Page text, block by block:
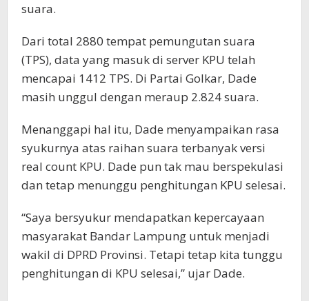
suara.
Dari total 2880 tempat pemungutan suara
(TPS), data yang masuk di server KPU telah
mencapai 1412 TPS. Di Partai Golkar, Dade
masih unggul dengan meraup 2.824 suara.
Menanggapi hal itu, Dade menyampaikan rasa
syukurnya atas raihan suara terbanyak versi
real count KPU. Dade pun tak mau berspekulasi
dan tetap menunggu penghitungan KPU selesai.
“Saya bersyukur mendapatkan kepercayaan
masyarakat Bandar Lampung untuk menjadi
wakil di DPRD Provinsi. Tetapi tetap kita tunggu
penghitungan di KPU selesai,” ujar Dade.